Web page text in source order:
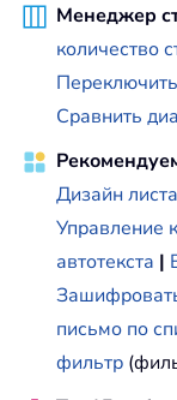
Менеджер
количество
Сравнить
Дизайн листа
Управление
автотекста |
письмо по
фильтр